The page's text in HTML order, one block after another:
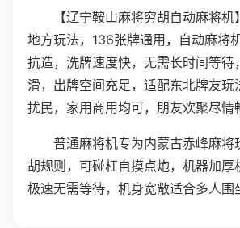
【辽宁鞍山麻将穷胡自动麻将
地方玩法，136张牌通用，自动麻将
抗造，洗牌速度快，无需长时间等待
滑，出牌空间充足，适配东北牌友玩
扰民，家用商用均可，朋友欢聚尽情
普通麻将机专为内蒙古赤峰麻将
胡规则，可碰杠自摸点炮，机器加厚
极速无需等待，机身宽敞适合多人围